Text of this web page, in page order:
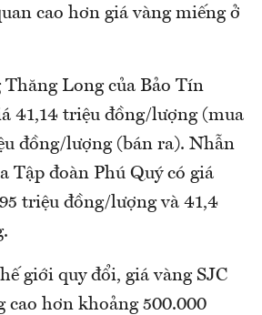
cao hơn giá vàng miếng ở
Long của Bảo Tín
41,14 triệu đồng/lượng (mua
đồng/lượng (bán ra). Nhẫn
Tập đoàn Phú Quý có giá
triệu đồng/lượng và 41,4
giới quy đổi, giá vàng SJC
cao hơn khoảng 500.000